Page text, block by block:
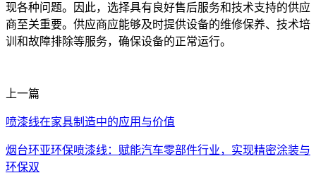
现各种问题。
因此，选择具有良好售后服务和技术支持的供应
商至关重要。 供应商应能够及时提供设备的维修保养、技术培
训和故障排除等服务，确保设备的正常运行。
上一篇
喷漆线在家具制造中的应用与价值
烟台环亚环保喷漆线：赋能汽车零部件行业，实现精密涂装与
环保双